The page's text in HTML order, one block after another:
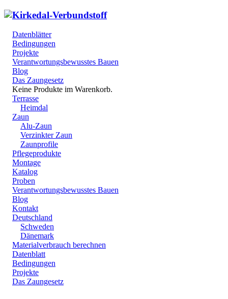
Datenblätter
Bedingungen
Projekte
Verantwortungsbewusstes Bauen
Blog
Das Zaungesetz
Keine Produkte im Warenkorb.
Terrasse
Heimdal
Zaun
Alu-Zaun
Verzinkter Zaun
Zaunprofile
Pflegeprodukte
Montage
Katalog
Proben
Verantwortungsbewusstes Bauen
Blog
Kontakt
Deutschland
Schweden
Dänemark
Materialverbrauch berechnen
Datenblatt
Bedingungen
Projekte
Das Zaungesetz